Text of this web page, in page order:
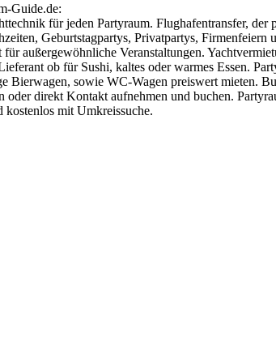
Guide.de:
für jeden Partyraum. Flughafentransfer,
Geburtstagpartys, Privatpartys,
außergewöhnliche Veranstaltungen.
ob für Sushi, kaltes oder warmes Essen.
Bierwagen, sowie WC-Wagen preiswert mieten.
oder direkt Kontakt aufnehmen und buchen.
kostenlos mit Umkreissuche.